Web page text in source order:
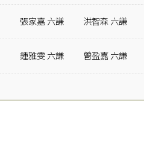
張家嘉 六謙 洪智森 六謙
鍾雅雯 六謙 曾盈嘉 六謙